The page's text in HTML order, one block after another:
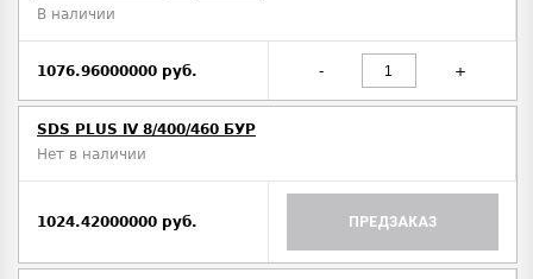
В наличии
1076.96000000 руб. - +
SDS PLUS IV 8/400/460 БУР
Нет в наличии
1024.42000000 руб. ПРЕДЗАКАЗ